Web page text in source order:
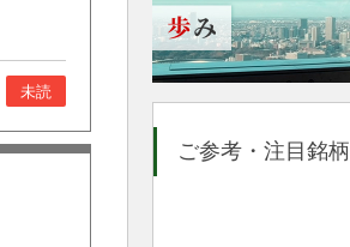
未読
ご参考・注目銘柄